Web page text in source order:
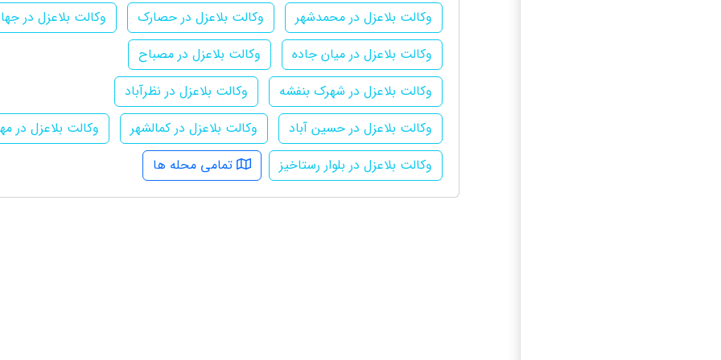
وکالت بلاعزل در محمدشهر
وکالت بلاعزل در حصارک
وکالت بلاعزل در
وکالت بلاعزل در میان جاده
وکالت بلاعزل در مصباح
وکالت بلاعزل در شهرک بنفشه
وکالت بلاعزل در نظرآباد
وکالت بلاعزل در حسین آباد
وکالت بلاعزل در کمالشهر
وکالت بلاعزل در
وکالت بلاعزل در بلوار رستاخیز
تمامی محله ها